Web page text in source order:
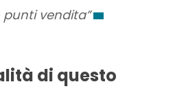
punti vendita”
di questo